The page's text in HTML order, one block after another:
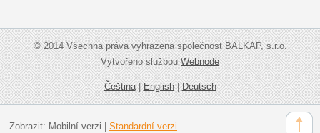
© 2014 Všechna práva vyhrazena společnost BALKAP, s.r.o.
Vytvořeno službouWebnode
Čeština|English|Deutsch
Zobrazit: Mobilní verzi Standardní verzi